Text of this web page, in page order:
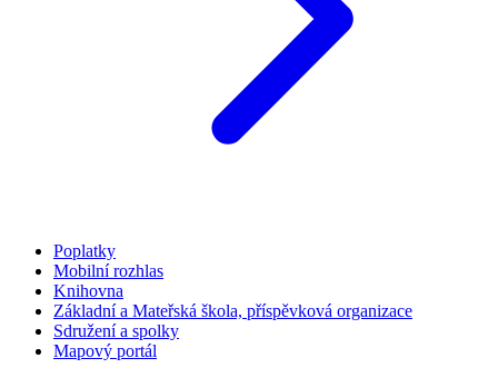
Poplatky
Mobilní rozhlas
Knihovna
Základní a Mateřská škola, příspěvková organizace
Sdružení a spolky
Mapový portál